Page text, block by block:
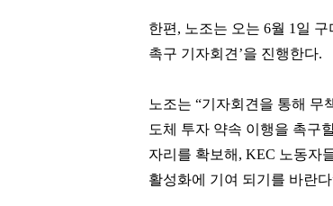
한편, 노조는 오는 6월 1일
촉구 기자회견’을 진행한다.
노조는 “기자회견을 통해 무
도체 투자 약속 이행을 촉구
자리를 확보해, KEC 노동자
활성화에 기여 되기를 바란